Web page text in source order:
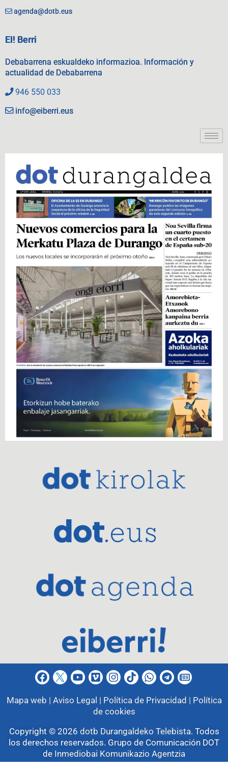
agenda@dotb.eus
EI! Berri
Debabarrena eskualdeko informazioa. Información y
actualidad de Debabarrena
946 550 033
info@eiberri.eus
Mapa web | Aviso Legal | Política de Privacidad | Política
de cookies
Copyright © 2026 dotb Durangaldeko Telebista. Todos
los derechos reservados. Grupo de Comunicación DOT
de Inmediobai Komunikazio Agentzia